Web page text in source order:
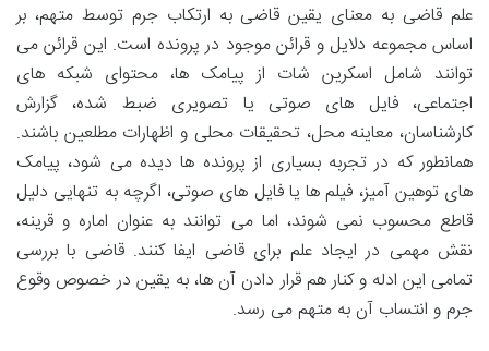
علم قاضی به معنای یقین قاضی به ارتکاب جرم توسط متهم، بر
اساس مجموعه دلایل و قرائن موجود در پرونده است. این قرائن می
توانند شامل اسکرین شات از پیامک ها، محتوای شبکه های
اجتماعی، فایل های صوتی یا تصویری ضبط شده، گزارش
کارشناسان، معاینه محل، تحقیقات محلی و اظهارات مطلعین باشند.
همانطور که در تجربه بسیاری از پرونده ها دیده می شود، پیامک
های توهین آمیز، فیلم ها یا فایل های صوتی، اگرچه به تنهایی دلیل
قاطع محسوب نمی شوند، اما می توانند به عنوان اماره و قرینه،
نقش مهمی در ایجاد علم برای قاضی ایفا کنند. قاضی با بررسی
تمامی این ادله و کنار هم قرار دادن آن ها، به یقین در خصوص وقوع
جرم و انتساب آن به متهم می رسد.